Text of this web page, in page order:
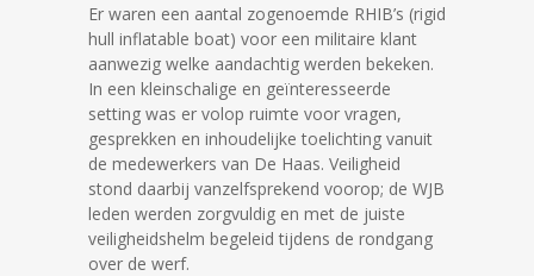
Er waren een aantal zogenoemde RHIB’s (rigid
hull inflatable boat) voor een militaire klant
aanwezig welke aandachtig werden bekeken.
In een kleinschalige en geïnteresseerde
setting was er volop ruimte voor vragen,
gesprekken en inhoudelijke toelichting vanuit
de medewerkers van De Haas. Veiligheid
stond daarbij vanzelfsprekend voorop; de WJB
leden werden zorgvuldig en met de juiste
veiligheidshelm begeleid tijdens de rondgang
over de werf.